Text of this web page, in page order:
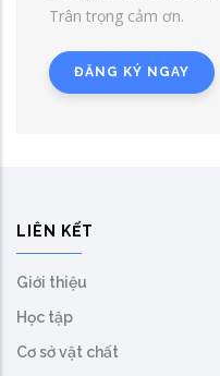
Trân trọng cảm ơn.
ĐĂNG KÝ NGAY
LIÊN KẾT
Giới thiệu
Học tập
Cơ sở vật chất